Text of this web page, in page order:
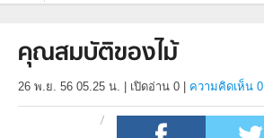
คุณสมบัติของไม้
26 พ.ย. 56 05.25 น. เปิดอ่าน 0 ความคิดเห็น 0